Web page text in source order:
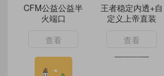
CFM公益公益半
火端口
查看
王者稳定内透+自
定义上帝直装
查看